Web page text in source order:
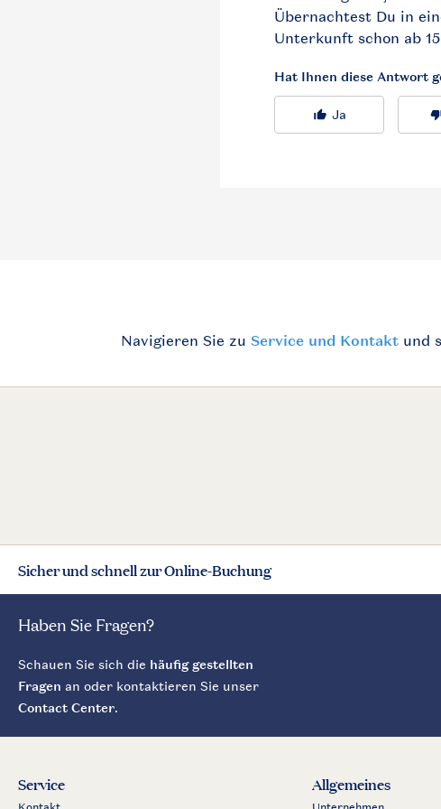
Sicher und schnell zur Online-Buchung
Haben Sie Fragen?
Schauen Sie sich die häufig gestellten
Fragen an oder kontaktieren Sie unser
Contact Center.
Service Allgemeines